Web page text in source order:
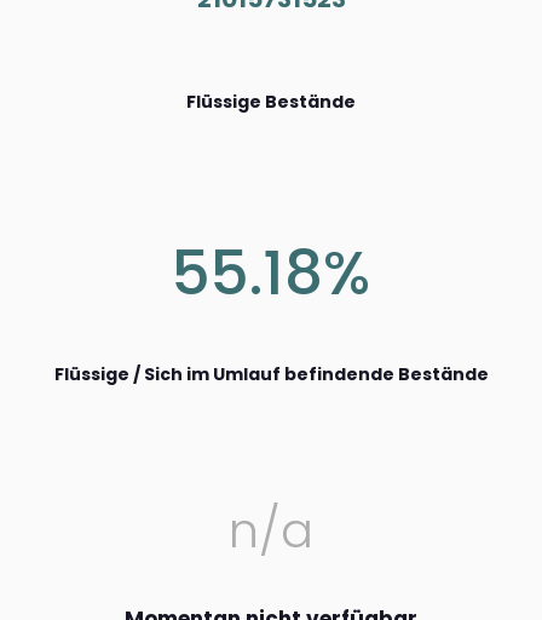
Flüssige Bestände
55.18%
Flüssige / Sich im Umlauf befindende Bestände
n/a